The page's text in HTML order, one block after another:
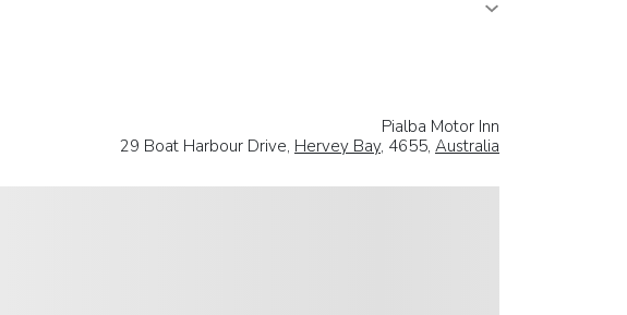
Pialba Motor Inn
29 Boat Harbour Drive, Hervey Bay, 4655, Australia